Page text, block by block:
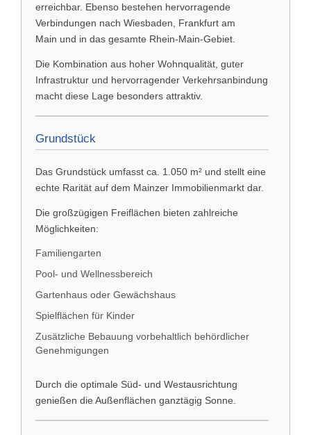
erreichbar. Ebenso bestehen hervorragende
Verbindungen nach Wiesbaden
Frankfurt am
Main und in das gesamte Rhein-Main-Gebiet.
Die Kombination aus hoher Wohnqualität, guter
Infrastruktur und hervorragender Verkehrsanbindung
macht diese Lage besonders attraktiv.
Grundstück
Das Grundstück umfasst ca. 1.050 m² und stellt eine
echte Rarität auf dem Mainzer Immobilienmarkt dar.
Die großzügigen Freiflächen bieten zahlreiche
Möglichkeiten:
Familiengarten
Pool- und Wellnessbereich
Gartenhaus oder Gewächshaus
Spielflächen für Kinder
Zusätzliche Bebauung vorbehaltlich behördlicher
Genehmigungen
Durch die optimale Süd- und Westausrichtung
genießen die Außenflächen ganztägig Sonne.